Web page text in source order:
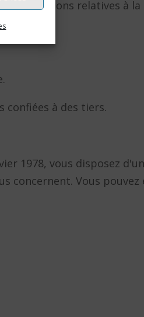
informations relatives à
confiées à des tiers.
1978, vous disposez
concernent. Vous pouvez